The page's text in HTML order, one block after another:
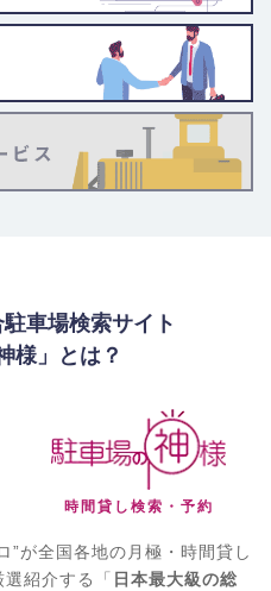
車場検索サイト
様」とは？
時間貸し検索・予約
”が全国各地の月極・時間貸し
紹介する「 日本最大級の総